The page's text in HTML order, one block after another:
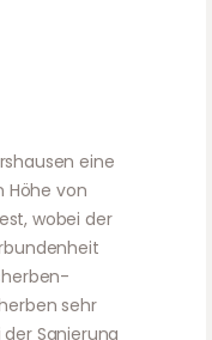
eine
Höhe von
wobei der
sehr
Sanierung